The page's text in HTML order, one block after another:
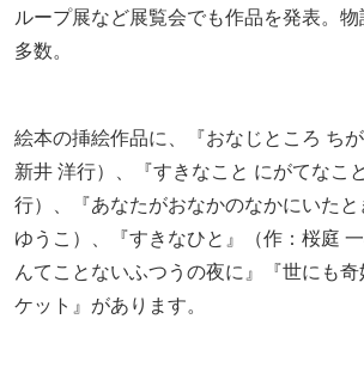
ループ展など展覧会でも作品を発表。
多数。
絵本の挿絵作品に、『おなじところ ち
新井 洋行）、『すきなこと にがてなこ
行）、『あなたがおなかのなかにいた
ゆうこ）、『すきなひと』（作：桜庭
んてことないふつうの夜に』『世にも
ケット』があります。